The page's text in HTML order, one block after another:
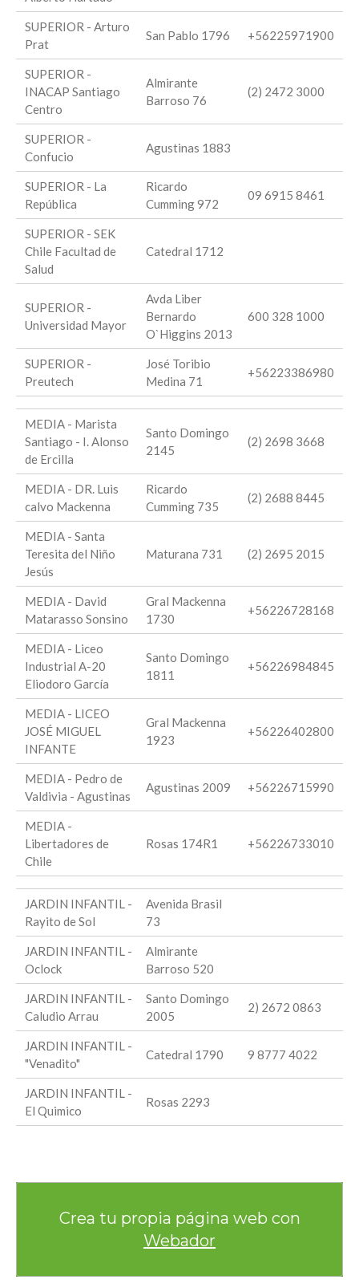
SUPERIOR - Arturo
Prat
San Pablo 1796 +56225971900
SUPERIOR -
INACAP Santiago
Centro
Almirante
Barroso 76
(2) 2472 3000
SUPERIOR -
Confucio
Agustinas 1883
SUPERIOR - La
República
Ricardo
Cumming 972
09 6915 8461
SUPERIOR - SEK
Chile Facultad de
Salud
Catedral 1712
SUPERIOR -
Universidad Mayor
Avda Liber
Bernardo
O`Higgins 2013
600 328 1000
SUPERIOR -
Preutech
José Toribio
Medina 71
+56223386980
MEDIA - Marista
Santiago - I. Alonso
de Ercilla
Santo Domingo
2145
(2) 2698 3668
MEDIA - DR. Luis
calvo Mackenna
Ricardo
Cumming 735
(2) 2688 8445
MEDIA - Santa
Teresita del Niño
Jesús
Maturana 731 (2) 2695 2015
MEDIA - David
Matarasso Sonsino
Gral Mackenna
1730
+56226728168
MEDIA - Liceo
Industrial A-20
Eliodoro García
Santo Domingo
1811
+56226984845
MEDIA - LICEO
JOSÉ MIGUEL
INFANTE
Gral Mackenna
1923
+56226402800
MEDIA - Pedro de
Valdivia - Agustinas
Agustinas 2009 +56226715990
MEDIA -
Libertadores de
Chile
Rosas 174R1 +56226733010
JARDIN INFANTIL -
Rayito de Sol
Avenida Brasil
73
JARDIN INFANTIL -
Oclock
Almirante
Barroso 520
JARDIN INFANTIL -
Caludio Arrau
Santo Domingo
2005
2) 2672 0863
JARDIN INFANTIL -
"Venadito"
Catedral 1790 9 8777 4022
JARDIN INFANTIL -
El Quimico
Rosas 2293
Crea tu propia página web con
Webador